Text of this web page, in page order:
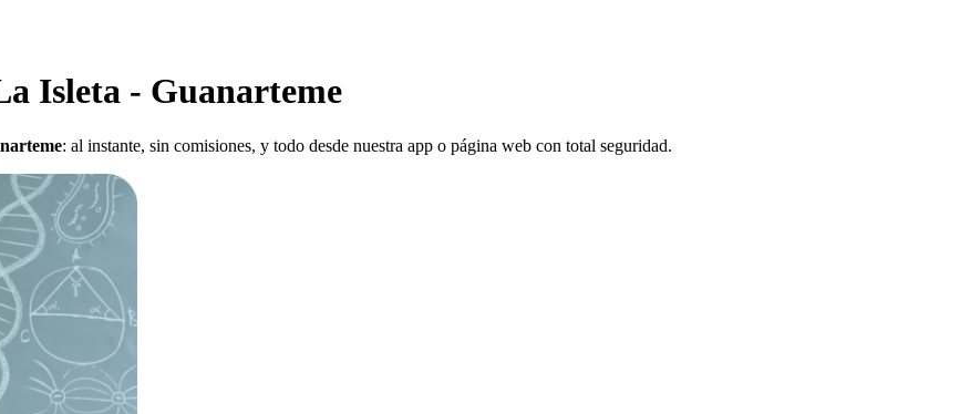
Isleta - Guanarteme
: al instante, sin comisiones, y todo desde nuestra app o página web con total seguridad.